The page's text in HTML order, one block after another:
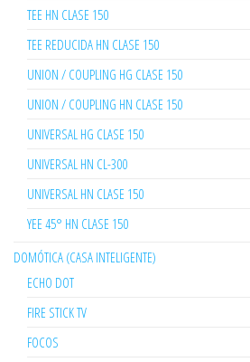
TEE HN CLASE 150
TEE REDUCIDA HN CLASE 150
UNION / COUPLING HG CLASE 150
UNION / COUPLING HN CLASE 150
UNIVERSAL HG CLASE 150
UNIVERSAL HN CL-300
UNIVERSAL HN CLASE 150
YEE 45° HN CLASE 150
DOMÓTICA (CASA INTELIGENTE)
ECHO DOT
FIRE STICK TV
FOCOS